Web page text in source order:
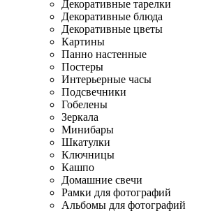
Декоративные тарелки
Декоративные блюда
Декоративные цветы
Картины
Панно настенные
Постеры
Интерьерные часы
Подсвечники
Гобелены
Зеркала
Минибары
Шкатулки
Ключницы
Кашпо
Домашние свечи
Рамки для фотографий
Альбомы для фотографий